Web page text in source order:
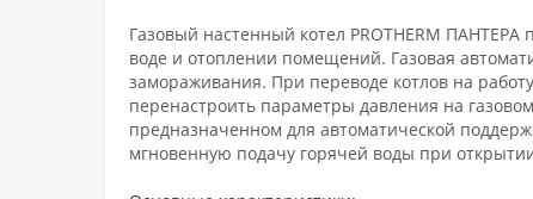
Газовый настенный котел PROTHERM
воде и отоплении помещений. Газовая
замораживания. При переводе котлов на
перенастроить параметры давления на
предназначенном для автоматической
мгновенную подачу горячей воды при